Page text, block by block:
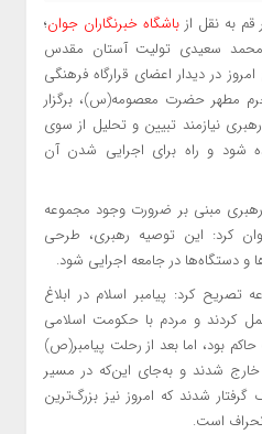
قم به نقل ازباشگاه خبرنگاران جوان؛
سعیدی تولیت آستان مقدس
در دیدار اعضای قرارگاه فرهنگی
مطهر حضرت معصومه(س)، برگزار
نیازمند تبیین و تحلیل از سوی
شود و راه برای اجرایی شدن آن
رهبری مبنی بر ضرورت وجود مجموعه
کرد: این توصیه رهبری، طرحی
و دستگاه‌ها در جامعه اجرایی شود.
کرد: پیامبر اسلام در ابلاغ
کردند و مردم با حکومت اسلامی
بود، اما بعد از رحلت پیامبر(ص)
شدند و به‌جای این‌که در مسیر
گرفتار شدند که امروز نیز بزرگ‌ترین
است.